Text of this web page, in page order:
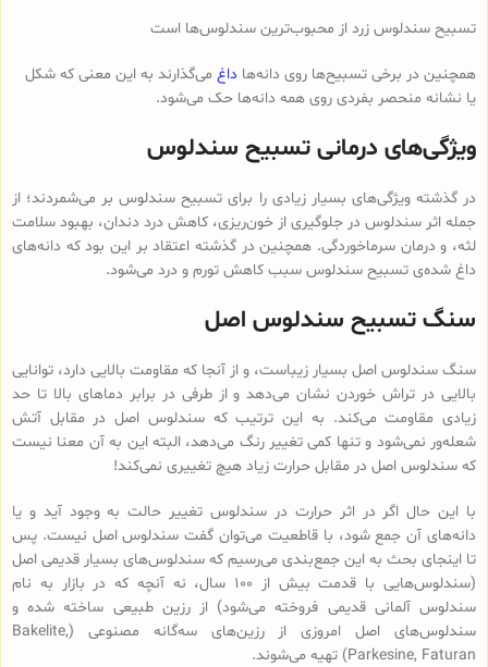
تسبیح سندلوس زرد از محبوب‌ترین سندلوس‌ها است
همچنین در برخی تسبیح‌ها روی دانه‌ها داغ می‌گذارند به این معنی که شکل
یا نشانه منحصر بفردی روی همه دانه‌ها حک می‌شود.
ویژگی‌های درمانی تسبیح سندلوس
در گذشته ویژگی‌های بسیار زیادی را برای تسبیح سندلوس بر می‌شمردند؛ از
جمله اثر سندلوس در جلوگیری از خون‌ریزی، کاهش درد دندان، بهبود سلامت
لثه، و درمان سرماخوردگی. همچنین در گذشته اعتقاد بر این بود که دانه‌های
داغ شده‌ی تسبیح سندلوس سبب کاهش تورم و درد می‌شود.
سنگ تسبیح سندلوس اصل
سنگ سندلوس اصل بسیار زیباست، و از آنجا که مقاومت بالایی دارد، توانایی
بالایی در تراش خوردن نشان می‌دهد و از طرفی در برابر دماهای بالا تا حد
زیادی مقاومت می‌کند. به این ترتیب که سندلوس اصل در مقابل آتش
شعله‌ور نمی‌شود و تنها کمی تغییر رنگ می‌دهد، البته این به آن معنا نیست
که سندلوس اصل در مقابل حرارت زیاد هیچ تغییری نمی‌کند!
با این حال اگر در اثر حرارت در سندلوس تغییر حالت به وجود آید و یا
دانه‌های آن جمع شود، با قاطعیت می‌توان گفت سندلوس اصل نیست. پس
تا اینجای بحث به این جمع‌بندی می‌رسیم که سندلوس‌های بسیار قدیمی اصل
(سندلوس‌هایی با قدمت بیش از 100 سال، نه آنچه که در بازار به نام
سندلوس آلمانی قدیمی فروخته می‌شود) از رزین طبیعی ساخته شده و
سندلوس‌‌های اصل امروزی از رزین‌های سه‌گانه مصنوعی (Bakelite,
Parkesine, Faturan) تهیه می‌شوند.